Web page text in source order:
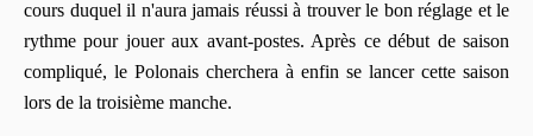
cours duquel il n'aura jamais réussi à trouver le bon réglage et le
rythme pour jouer aux avant-postes. Après ce début de saison
compliqué, le Polonais cherchera à enfin se lancer cette saison
lors de la troisième manche.